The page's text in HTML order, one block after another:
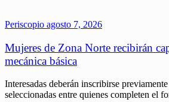
Periscopio agosto 7, 2026
Mujeres de Zona Norte recibirán
mecánica básica
Interesadas deberán inscribirse
seleccionadas entre quienes completen el